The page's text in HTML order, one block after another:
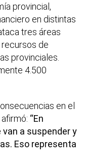
provincial,
en distintas
tres áreas
de
provinciales.
4.500
en el
“En
a suspender y
Eso representa